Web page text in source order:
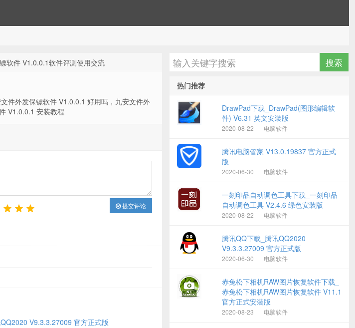
软件 V1.0.0.1软件评测使用交流
件外发保镖软件 V1.0.0.1 好用吗，九安文件外
V1.0.0.1 安装教程
提交评论
V9.3.3.27009 官方正式版
热门推荐
DrawPad下载_DrawPad(图形编辑软
件) V6.31 英文安装版
2020-08-22 电脑软件
腾讯电脑管家 V13.0.19837 官方正式
版
2020-06-30 电脑软件
一刻印品自动调色工具下载_一刻印品
自动调色工具 V2.4.6 绿色安装版
2020-08-22 电脑软件
腾讯QQ下载_腾讯QQ2020
V9.3.3.27009 官方正式版
2020-06-30 电脑软件
赤兔松下相机RAW图片恢复软件下载_
赤兔松下相机RAW图片恢复软件 V11.1
官方正式安装版
2020-08-23 电脑软件